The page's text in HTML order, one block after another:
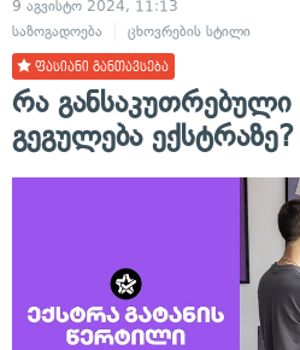
9 აგვისტო 2024, 11:13
საზოგადოება
ცხოვრების სტილი
ფასიანი განთავსება
რა განსაკუთრებული
გეგულება ექსტრაზე?